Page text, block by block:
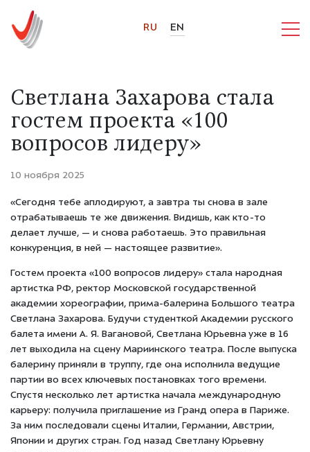
RU EN
Светлана Захарова стала
гостем проекта «100
вопросов лидеру»
10 ноября 2025
«Сегодня тебе аплодируют, а завтра ты снова в зале
отрабатываешь те же движения. Видишь, как кто-то
делает лучше, — и снова работаешь. Это правильная
конкуренция, в ней — настоящее развитие».
Гостем проекта «100 вопросов лидеру» стала народная
артистка РФ, ректор Московской государственной
академии хореографии, прима-балерина Большого театра
Светлана Захарова. Будучи студенткой Академии русского
балета имени А. Я. Вагановой, Светлана Юрьевна уже в 16
лет выходила на сцену Мариинского театра. После выпуска
балерину приняли в труппу, где она исполнила ведущие
партии во всех ключевых постановках того времени.
Спустя несколько лет артистка начала международную
карьеру: получила приглашение из Гранд опера в Париже.
За ним последовали сцены Италии, Германии, Австрии,
Японии и других стран. Год назад Светлану Юрьевну